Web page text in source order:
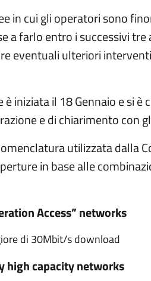
in cui gli operatori sono
a farlo entro i successivi
eventuali ulteriori
è iniziata il 18 Gennaio e si
e di chiarimento con
utilizzata dalla
in base alle
Access” networks
di 30Mbit/s download
high capacity networks